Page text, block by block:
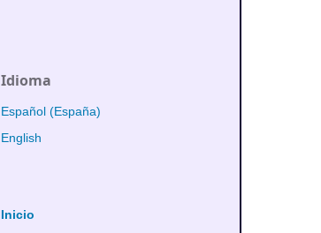
Idioma
Español (España)
English
Inicio